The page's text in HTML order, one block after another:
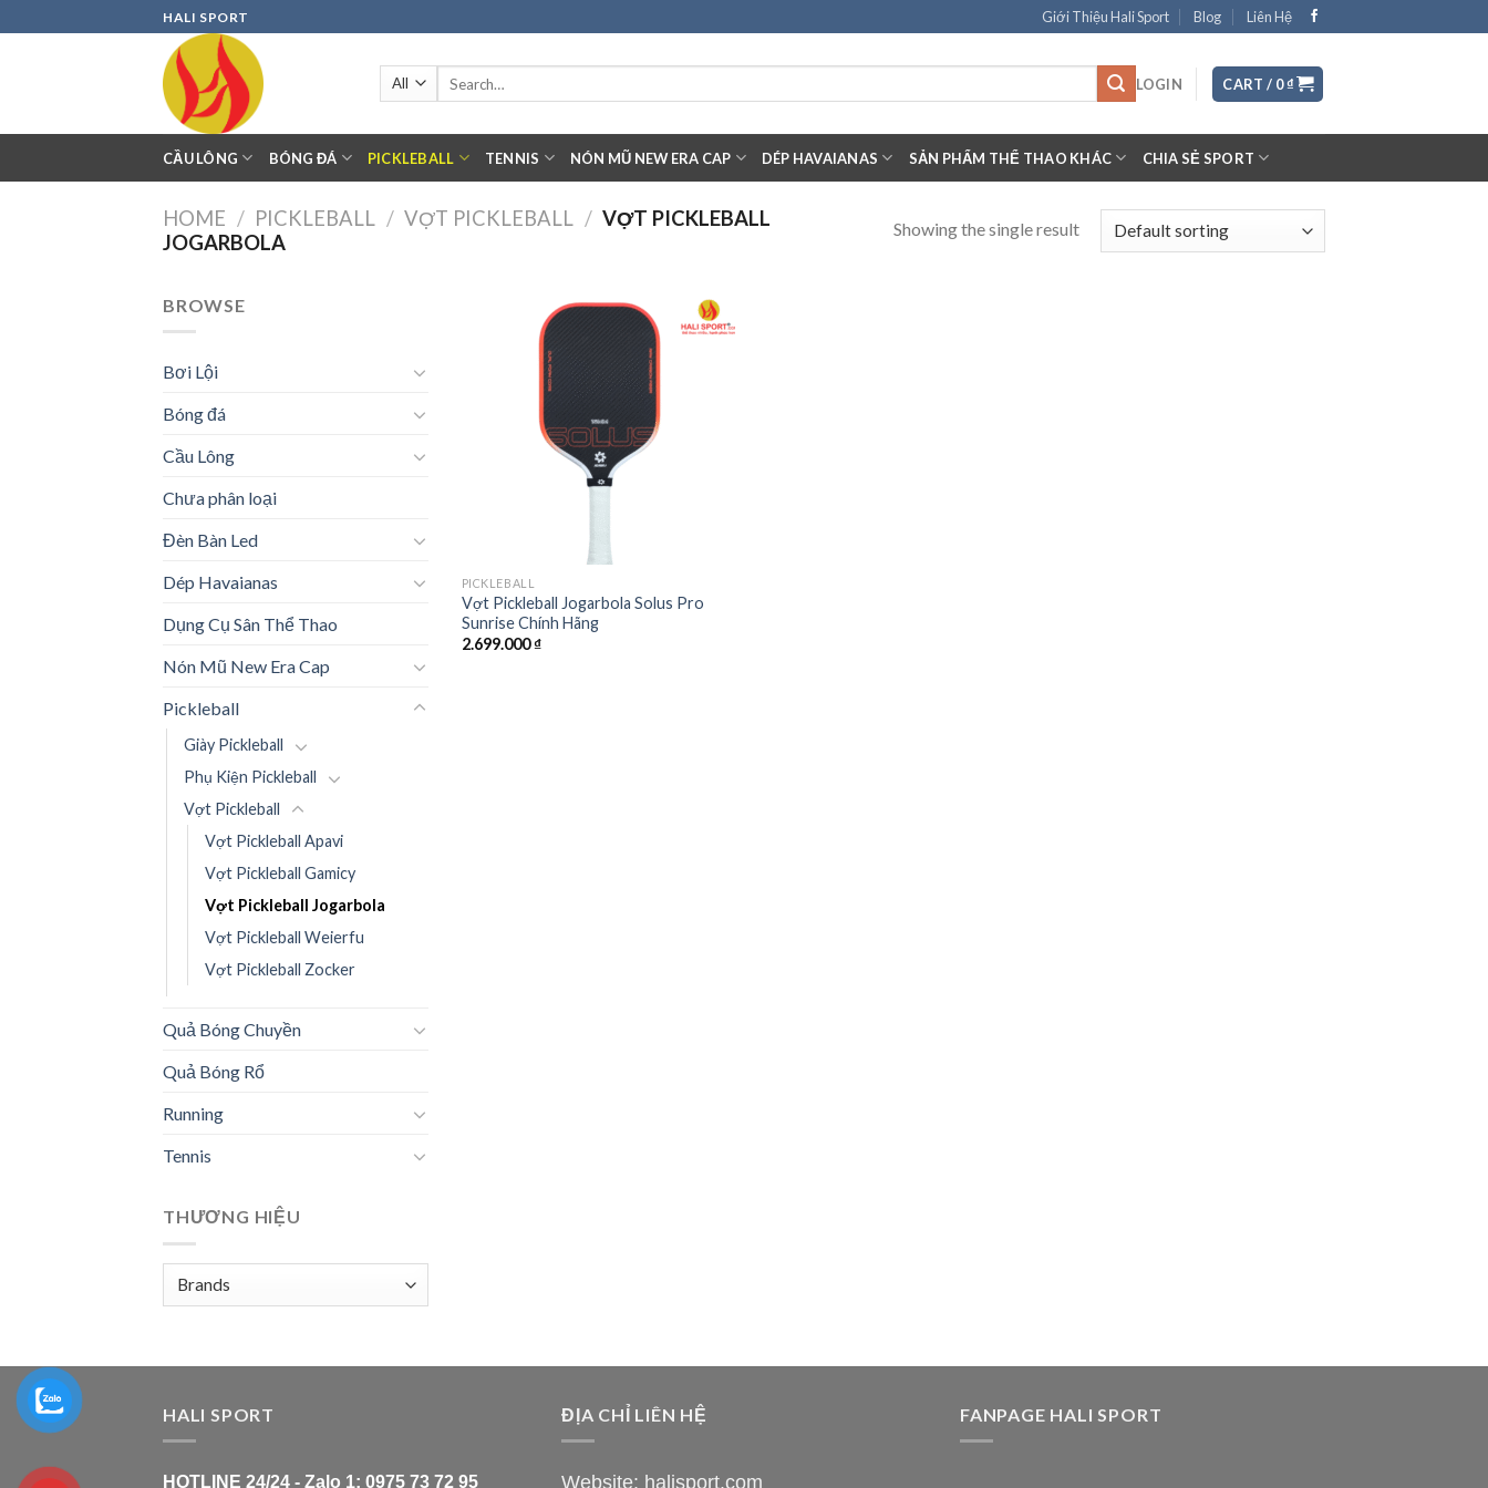
to
HALI SPORT Giới Thiệu Hali Sport Blog Liên Hệ
LOGIN CART / 0₫
CẦU LÔNG BÓNG ĐÁ PICKLEBALL TENNIS NÓN MŨ NEW ERA CAP DÉP HAVAIANAS SẢN PHẨM THỂ THAO KHÁC CHIA SẺ SPORT
HOME / PICKLEBALL / VỢT PICKLEBALL / VỢT PICKLEBALL
JOGARBOLA
Showing the single result
BROWSE
Bơi Lội
Bóng đá
Cầu Lông
Chưa phân loại
Đèn Bàn Led
Dép Havaianas
Dụng Cụ Sân Thể Thao
Nón Mũ New Era Cap
Pickleball
Giày Pickleball
Phụ Kiện Pickleball
Vợt Pickleball
Vợt Pickleball Apavi
Vợt Pickleball Gamicy
Vợt Pickleball Jogarbola
Vợt Pickleball Weierfu
Vợt Pickleball Zocker
Quả Bóng Chuyền
Quả Bóng Rổ
Running
Tennis
THƯƠNG HIỆU
PICKLEBALL
Vợt Pickleball Jogarbola Solus Pro
Sunrise Chính Hãng
2.699.000₫
HALI SPORT
HOTLINE 24/24 - Zalo 1: 0975 73 72 95
ĐỊA CHỈ LIÊN HỆ
Website: halisport.com
FANPAGE HALI SPORT